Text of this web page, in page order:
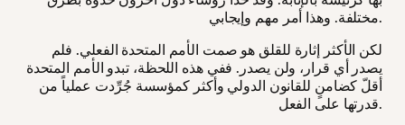
مختلفة. وهذا أمر مهم وإيجابي.
لكن الأكثر إثارة للقلق هو صمت الأمم المتحدة الفعلي. فلم
يصدر أي قرار، ولن يصدر. ففي هذه اللحظة، تبدو الأمم المتحدة
أقلّ كضامنٍ للقانون الدولي وأكثر كمؤسسة جُرِّدت عملياً من
قدرتها على الفعل.